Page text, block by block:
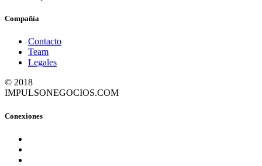
Compañía
Contacto
Team
Legales
© 2018
IMPULSONEGOCIOS.COM
Conexiones